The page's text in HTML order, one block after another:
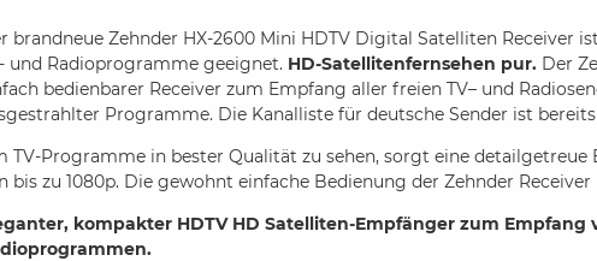
brandneue Zehnder HX-2600 Mini HDTV Digital Satelliten Receiver
und Radioprogramme geeignet. HD-Satellitenfernsehen pur.Der
bedienbarer Receiver zum Empfang aller freien TV– und
Programme. Die Kanalliste für deutsche Sender ist
TV-Programme in bester Qualität zu sehen, sorgt eine
bis zu 1080p. Die gewohnt einfache Bedienung der Zehnder
kompakter HDTV HD Satelliten-Empfänger zum Empfang